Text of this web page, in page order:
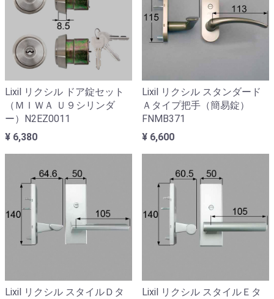
Lixil リクシル ドア錠セット
（ＭＩＷＡ Ｕ９シリンダ
ー）N2EZ0011
¥ 6,380
Lixil リクシル スタンダード
Ａタイプ把手（簡易錠）
FNMB371
¥ 6,600
Lixil リクシル スタイルＤタ
Lixil リクシル スタイルＥタ